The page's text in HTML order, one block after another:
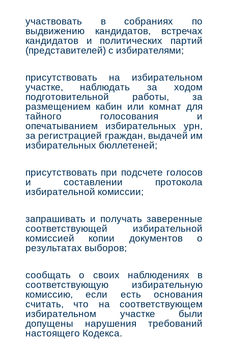
участвовать в собраниях по
выдвижению кандидатов, встречах
кандидатов и политических партий
(представителей) с избирателями;
присутствовать на избирательном
участке, наблюдать за ходом
подготовительной работы, за
размещением кабин или комнат для
тайного голосования и
опечатыванием избирательных урн,
за регистрацией граждан, выдачей им
избирательных бюллетеней;
присутствовать при подсчете голосов
и составлении протокола
избирательной комиссии;
запрашивать и получать заверенные
соответствующей избирательной
комиссией копии документов о
результатах выборов;
сообщать о своих наблюдениях в
соответствующую избирательную
комиссию, если есть основания
считать, что на соответствующем
избирательном участке были
допущены нарушения требований
настоящего Кодекса.